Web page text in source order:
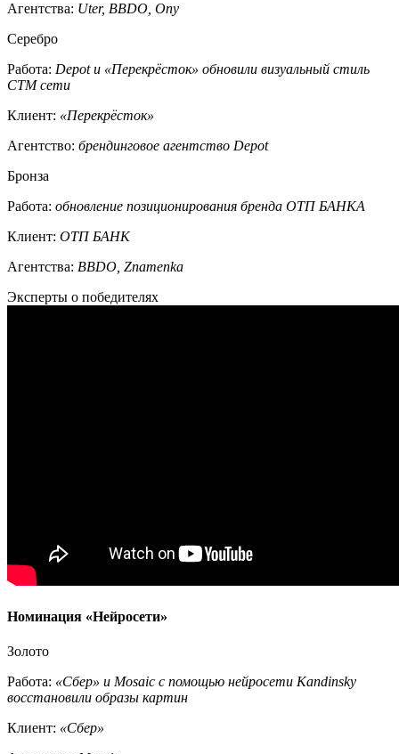
Агентства: Uter, BBDO, Ony
Серебро
Работа: Depot и «Перекрёсток» обновили визуальный стиль
СТМ сети
Клиент: «Перекрёсток»
Агентство: брендинговое агентство Depot
Бронза
Работа: обновление позиционирования бренда ОТП БАНКА
Клиент: ОТП БАНК
Агентства: BBDO, Znamenka
Эксперты о победителях
Номинация «Нейросети»
Золото
Работа: «Сбер» и Mosaic с помощью нейросети Kandinsky
восстановили образы картин
Клиент: «Сбер»